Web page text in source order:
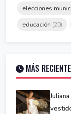
elecciones
educación (20)
MÁS